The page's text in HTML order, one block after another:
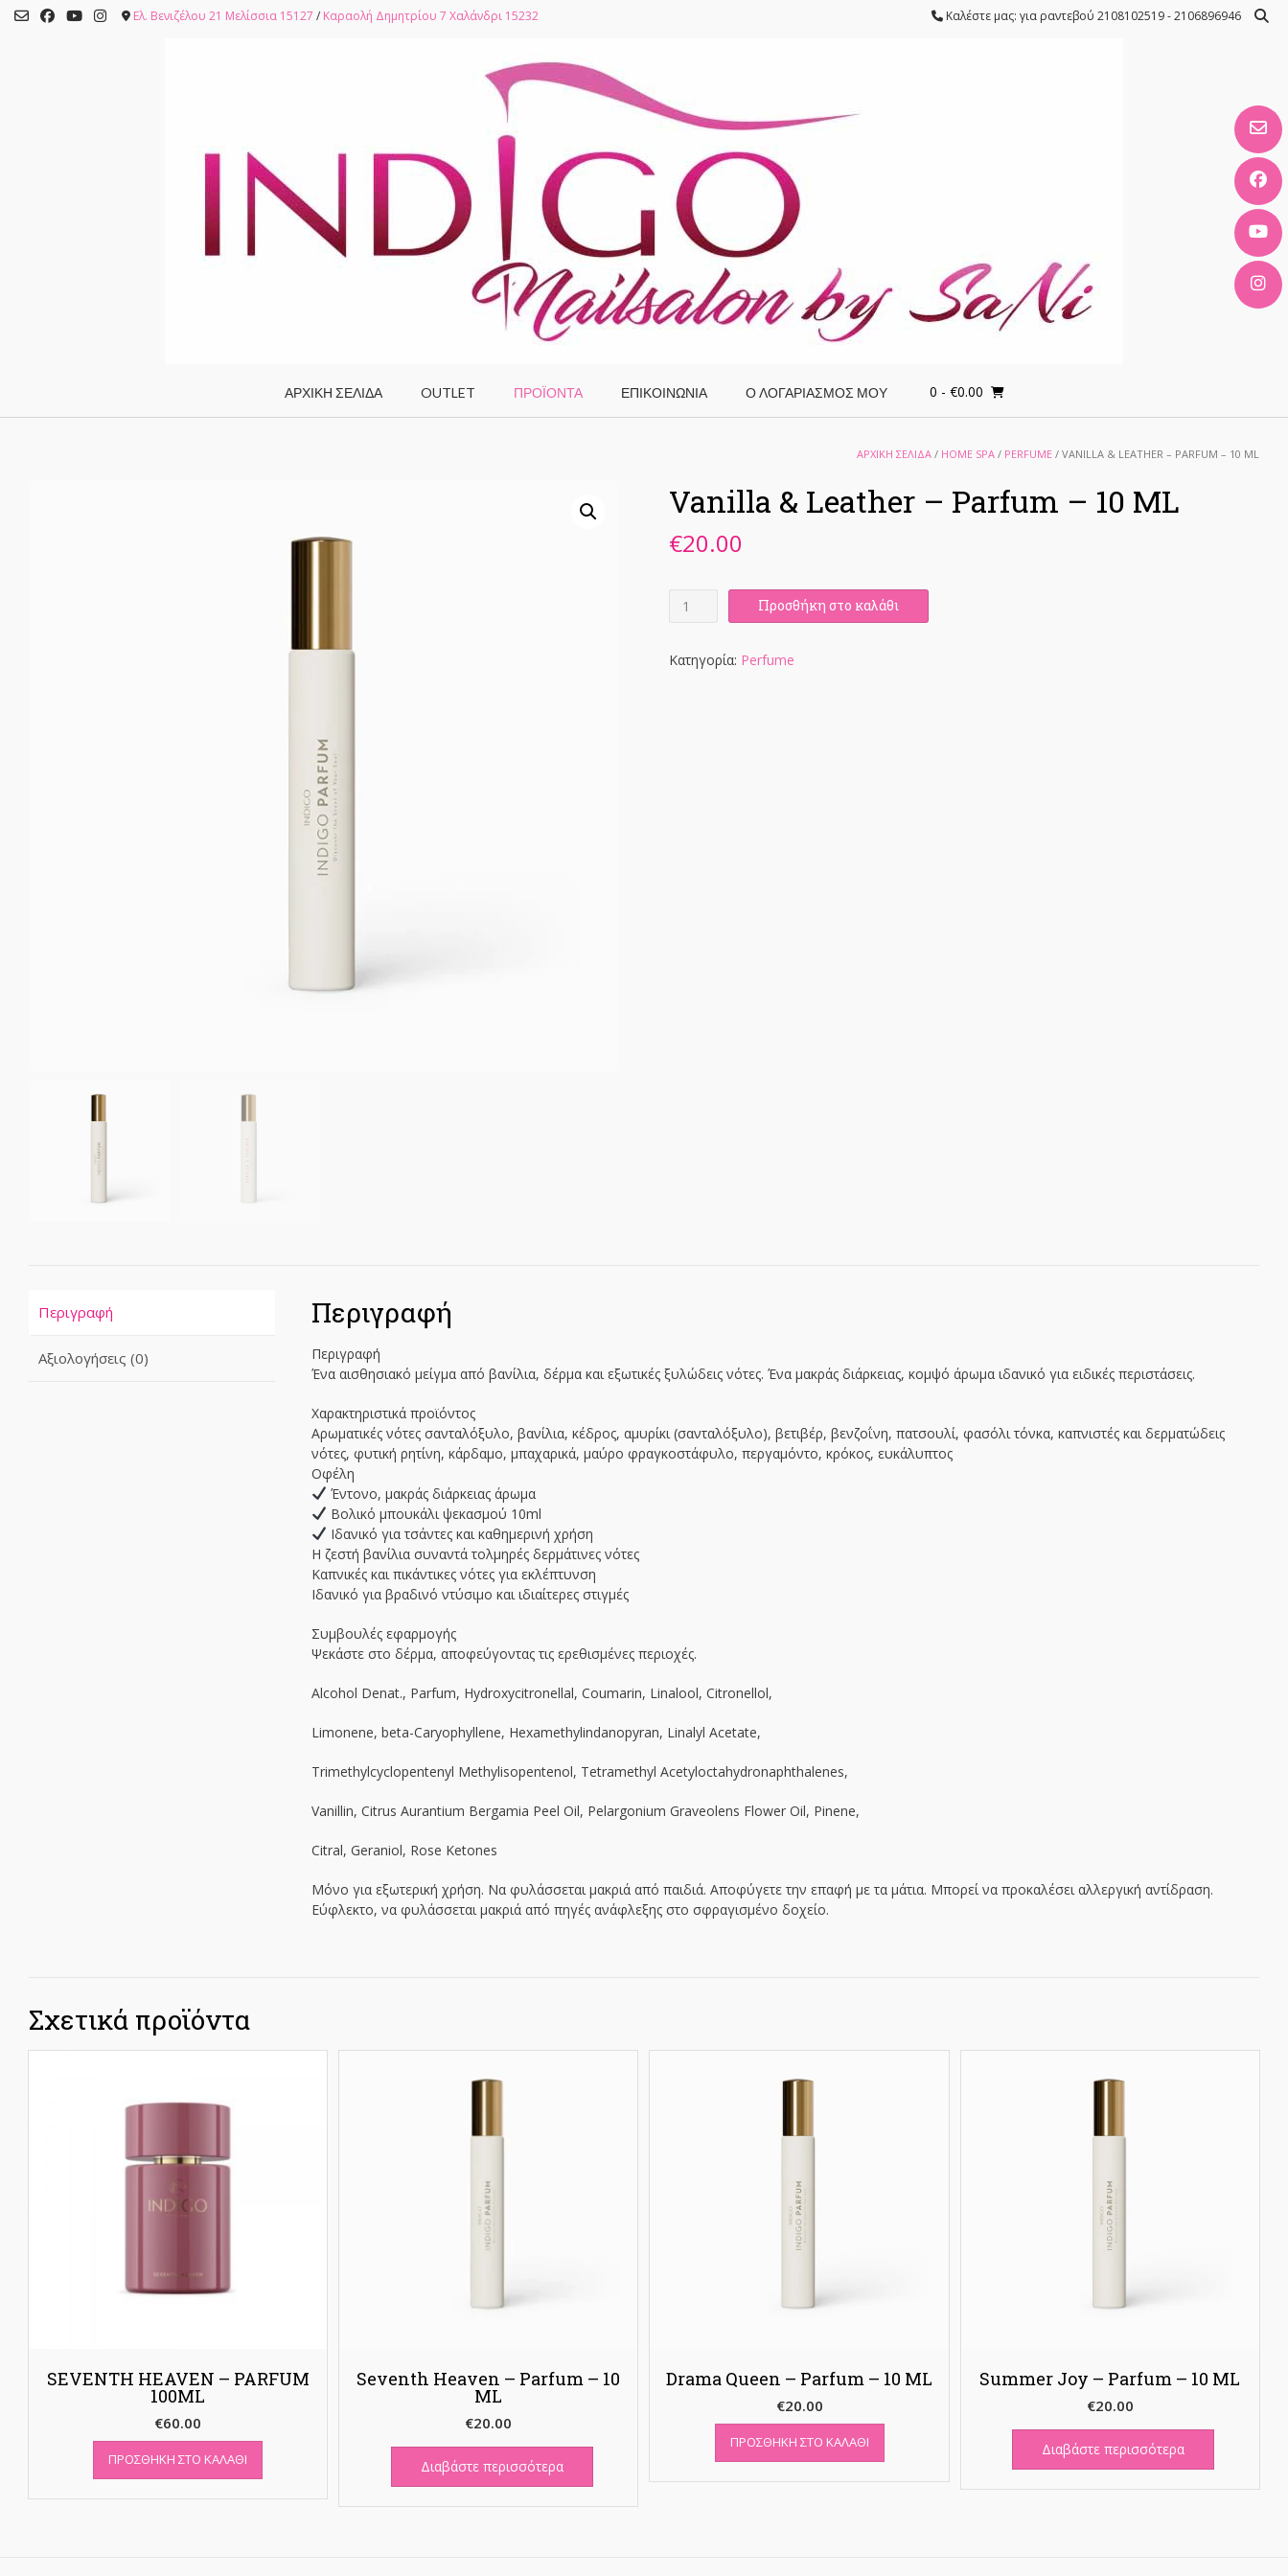
Skip
Ελ. Βενιζέλου 21 Μελίσσια 15127 / Καραολή Δημητρίου 7 Χαλάνδρι 15232 Καλέστε μας: για ραντεβού 2108102519 - 2106896946
ΑΡΧΙΚΗ ΣΕΛΙΔΑ OUTLET ΠΡΟΪΌΝΤΑ ΕΠΙΚΟΙΝΩΝΙΑ Ο ΛΟΓΑΡΙΑΣΜΌΣ ΜΟΥ 0 - €0.00
ΑΡΧΙΚΉ ΣΕΛΊΔΑ / HOME SPA / PERFUME / VANILLA & LEATHER – PARFUM – 10 ML
Vanilla & Leather – Parfum – 10 ML
€20.00
Vanilla
-
Προσθήκη στο καλάθι
Κατηγορία: Perfume
Περιγραφή
Αξιολογήσεις (0)
Περιγραφή
Περιγραφή
Ένα αισθησιακό μείγμα από βανίλια, δέρμα και εξωτικές ξυλώδεις νότες. Ένα μακράς διάρκειας, κομψό άρωμα ιδανικό για ειδικές περιστάσεις.
Χαρακτηριστικά προϊόντος
Αρωματικές νότες σανταλόξυλο, βανίλια, κέδρος, αμυρίκι (σανταλόξυλο), βετιβέρ, βενζοΐνη, πατσουλί, φασόλι τόνκα, καπνιστές και δερματώδεις
νότες, φυτική ρητίνη, κάρδαμο, μπαχαρικά, μαύρο φραγκοστάφυλο, περγαμόντο, κρόκος, ευκάλυπτος
Οφέλη
Έντονο, μακράς διάρκειας άρωμα
Βολικό μπουκάλι ψεκασμού 10ml
Ιδανικό για τσάντες και καθημερινή χρήση
Η ζεστή βανίλια συναντά τολμηρές δερμάτινες νότες
Καπνικές και πικάντικες νότες για εκλέπτυνση
Ιδανικό για βραδινό ντύσιμο και ιδιαίτερες στιγμές
Συμβουλές εφαρμογής
Ψεκάστε στο δέρμα, αποφεύγοντας τις ερεθισμένες περιοχές.
Alcohol Denat., Parfum, Hydroxycitronellal, Coumarin, Linalool, Citronellol,
Limonene, beta-Caryophyllene, Hexamethylindanopyran, Linalyl Acetate,
Trimethylcyclopentenyl Methylisopentenol, Tetramethyl Acetyloctahydronaphthalenes,
Vanillin, Citrus Aurantium Bergamia Peel Oil, Pelargonium Graveolens Flower Oil, Pinene,
Citral, Geraniol, Rose Ketones
Μόνο για εξωτερική χρήση. Να φυλάσσεται μακριά από παιδιά. Αποφύγετε την επαφή με τα μάτια. Μπορεί να προκαλέσει αλλεργική αντίδραση.
Εύφλεκτο, να φυλάσσεται μακριά από πηγές ανάφλεξης στο σφραγισμένο δοχείο.
Σχετικά προϊόντα
SEVENTH HEAVEN – PARFUM
100ML
€60.00
ΠΡΟΣΘΉΚΗ ΣΤΟ ΚΑΛΆΘΙ
Seventh Heaven – Parfum – 10
ML
€20.00
Διαβάστε περισσότερα
Drama Queen – Parfum – 10 ML
€20.00
ΠΡΟΣΘΉΚΗ ΣΤΟ ΚΑΛΆΘΙ
Summer Joy – Parfum – 10 ML
€20.00
Διαβάστε περισσότερα